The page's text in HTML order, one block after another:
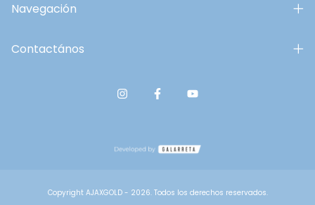
Navegación
Contactános
Copyright AJAXGOLD - 2026. Todos los derechos reservados.